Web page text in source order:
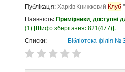
Публікація:Харків Книжковий Клуб"
Наявність:Примірники, доступні
(1) Шифр зберігання:821(477) .
Списки:
Бібліотека-філія №